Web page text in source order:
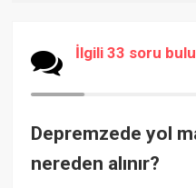
İlgili 33 soru
Depremzede yol
nereden alınır?